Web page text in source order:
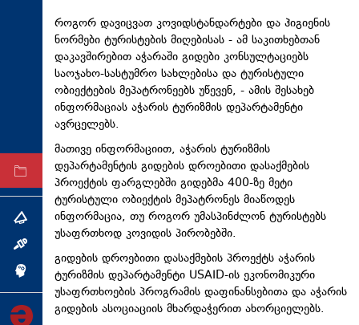
რეგიონი
კულტურა
ტექნოლოგიები
არქივი
თემა
ინქვიზიცია
როგორ დავიცვათ კოვიდსტანდარტები და ჰიგიენის
ნორმები ტურისტების მიღებისას - ამ საკითხებთან
დაკავშირებით აჭარაში გიდები კონსულტაციებს
საოჯახო-სასტუმრო სახლებისა და ტურისტული
ობიექტების მეპატრონეებს უწევენ, - ამის შესახებ
ინფორმაციას აჭარის ტურიზმის დეპარტამენტი
ავრცელებს.
მათივე ინფორმაციით, აჭარის ტურიზმის
დეპარტამენტის გიდების დროებითი დასაქმების
პროექტის ფარგლებში გიდებმა 400-ზე მეტი
ტურისტული ობიექტის მეპატრონეს მიაწოდეს
ინფორმაცია, თუ როგორ უმასპინძლონ ტურისტებს
უსაფრთხოდ კოვიდის პირობებში.
გიდების დროებითი დასაქმების პროექტს აჭარის
ტურიზმის დეპარტამენტი USAID-ის ეკონომიკური
უსაფრთხოების პროგრამის დაფინანსებითა და აჭარის
გიდების ასოციაციის მხარდაჭერით ახორციელებს.